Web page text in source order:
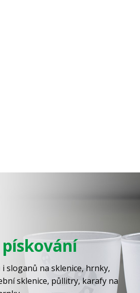
sloganů na sklenice, hrnky,
sklenice, půllitry, karafy na